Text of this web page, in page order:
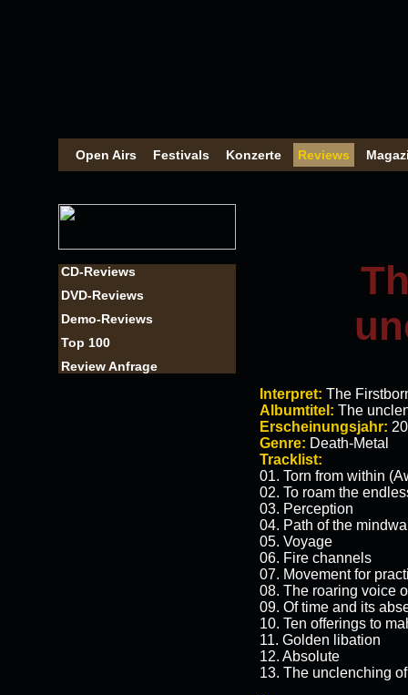
Open Airs Festivals Konzerte Reviews
CD-Reviews
DVD-Reviews
Demo-Reviews
Top 100
Review Anfrage
Interpret: The
Albumtitel: The
Erscheinungsjahr:
Genre: Death-Metal
Tracklist:
01. Torn from within
02. To roam the
03. Perception
04. Path of the
05. Voyage
06. Fire channels
07. Movement for
08. The roaring voice
09. Of time and its
10. Ten offerings to
11. Golden libation
12. Absolute
13. The unclenching